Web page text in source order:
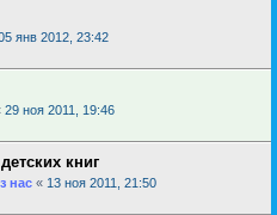
янв 2012, 23:42
29 ноя 2011, 19:46
книг
нас « 13 ноя 2011, 21:50